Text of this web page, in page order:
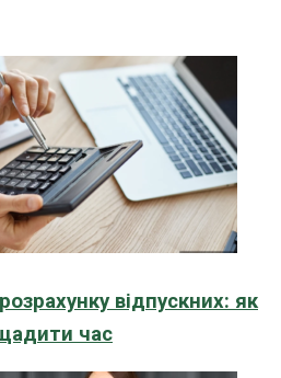
відпускних: як
час